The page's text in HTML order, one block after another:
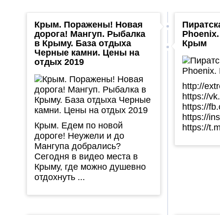
Крым. Поражены! Новая
дорога! Мангуп. Рыбалка
в Крыму. База отдыха
Черные камни. Цены на
отдых 2019
Крым. Едем по новой
дороге! Неужели и до
Мангупа добрались?
Сегодня в видео места в
Крыму, где можно душевно
отдохнуть ...
Крым
http://
https://
https://
https://
https://